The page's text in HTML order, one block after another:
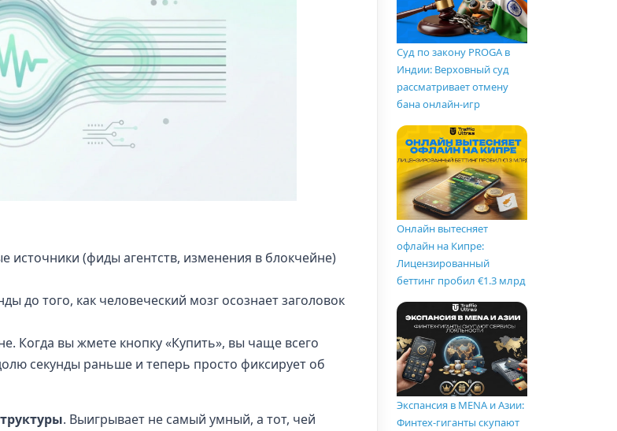
источники (фиды агентств, изменения в блокчейне)
до того, как человеческий мозг осознает заголовок
Когда вы жмете кнопку «Купить», вы чаще всего
секунды раньше и теперь просто фиксирует об
. Выигрывает не самый умный, а тот, чей
Суд по закону PROGA в
Индии: Верховный суд
рассматривает отмену
бана онлайн-игр
Онлайн вытесняет
офлайн на Кипре:
Лицензированный
беттинг пробил €1.3 млрд
Экспансия в MENA и Азии:
Финтех-гиганты скупают